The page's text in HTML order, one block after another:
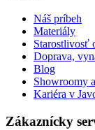
Náš príbeh
Materiály
Starostlivosť
Doprava,
Blog
Showroomy
Kariéra v
Zákaznícky